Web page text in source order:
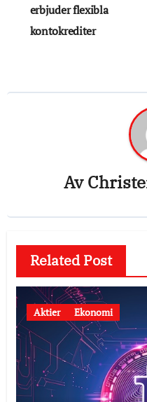
erbjuder flexibla
kontokrediter
Av
Related Post
Aktier Ekonomi